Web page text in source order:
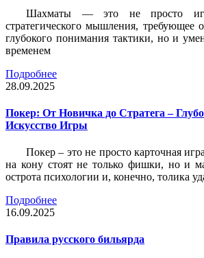
Шахматы — это не просто
стратегического мышления, требующее
глубокого понимания тактики, но и
временем
Подробнее
28.09.2025
Покер: От Новичка до Стратега –
Искусство Игры
Покер – это не просто карточная
на кону стоят не только фишки, но и
острота психологии и, конечно, толика
Подробнее
16.09.2025
Правила русского бильярда